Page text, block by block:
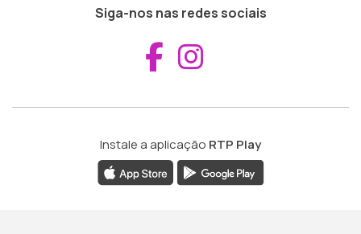
Siga-nos nas redes sociais
Aceder ao
Instale a aplicação RTP Play